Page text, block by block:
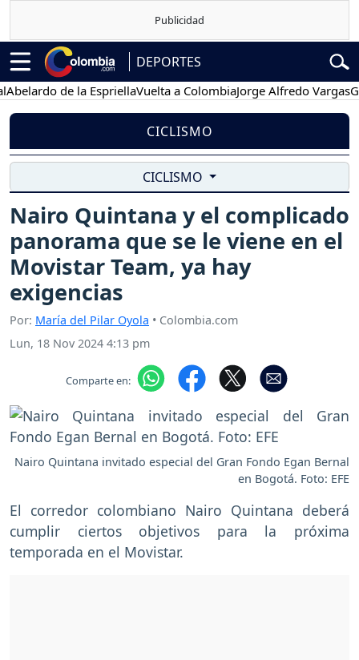
DEPORTES
de la EspriellaVuelta a ColombiaJorge Alfredo Vargas
CICLISMO
CICLISMO
Nairo Quintana y el complicado
panorama que se le viene en el
Movistar Team, ya hay
exigencias
Por: María del Pilar Oyola • Colombia.com
Lun, 18 Nov 2024 4:13 pm
Comparte en:
Nairo Quintana invitado especial del Gran Fondo Egan Bernal
en Bogotá. Foto: EFE
El corredor colombiano Nairo Quintana deberá
cumplir ciertos objetivos para la próxima
temporada en el Movistar.